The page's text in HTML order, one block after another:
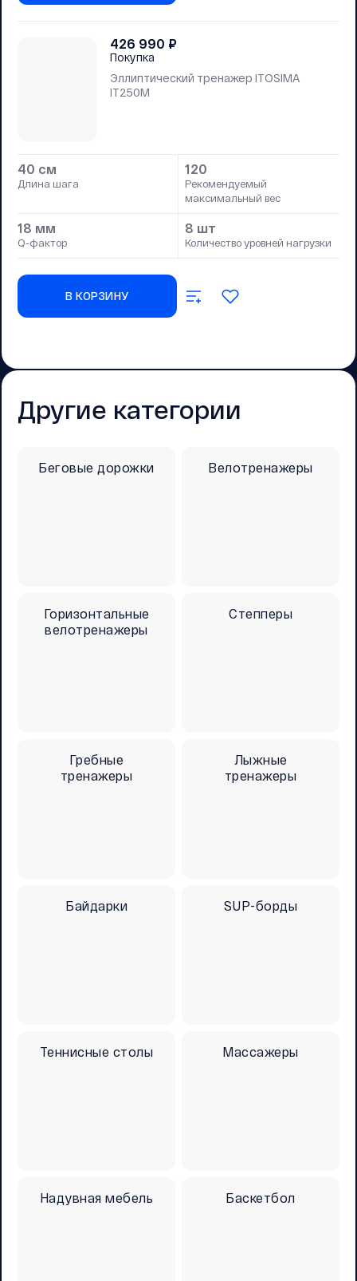
426 990 ₽
Покупка
Эллиптический тренажер ITOSIMA
IT250M
40 см
Длина шага
120
Рекомендуемый
максимальный вес
18 мм
Q-фактор
8 шт
Количество уровней нагрузки
В КОРЗИНУ
Другие категории
Беговые дорожки Велотренажеры
Горизонтальные
велотренажеры
Степперы
Гребные
тренажеры
Лыжные
тренажеры
Байдарки SUP-борды
Теннисные столы Массажеры
Надувная мебель Баскетбол